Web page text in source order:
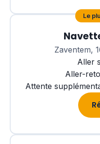
Le
Zaventem,
Aller
Aller-
Attente